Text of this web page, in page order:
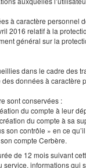
à caractère
2016 relatif à la
général sur la
dans le cadre des
données à caractère
sont conservées :
du compte à leur
du compte à sa
contrôle » en ce
compte Cerbère.
de 12 mois suivant
informations